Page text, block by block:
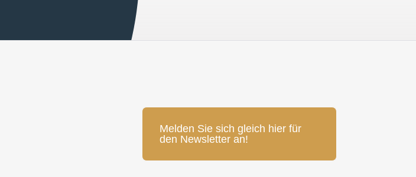
Melden Sie sich gleich hier für
den Newsletter an!